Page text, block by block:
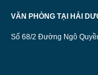
VĂN PHÒNG TẠI HẢI
Số 68/2 Đường Ngô